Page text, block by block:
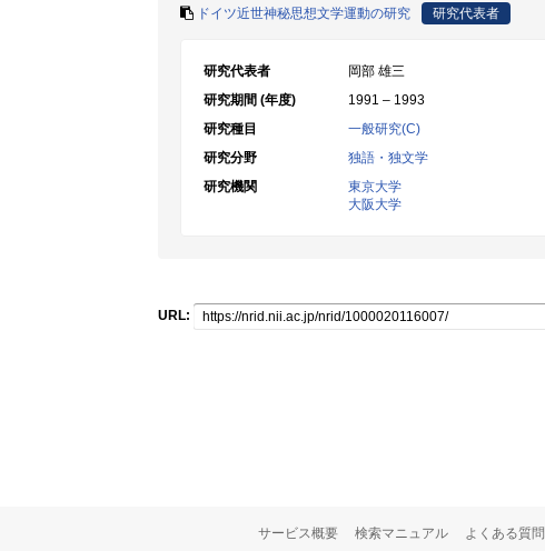
ドイツ近世神秘思想文学運動の研究 研究代表者
研究代表者
岡部 雄三
研究期間 (年度)
1991 – 1993
研究種目
一般研究(C)
研究分野
独語・独文学
研究機関
東京大学
大阪大学
URL:
サービス概要 検索マニュアル よくある質問